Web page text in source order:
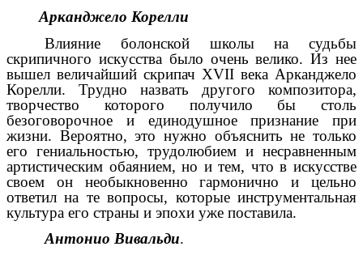
Арканджело Корелли
Влияние болонской школы на судьбы
скрипичного искусства было очень велико. Из нее
вышел величайший скрипач XVII века Арканджело
Корелли. Трудно назвать другого композитора,
творчество которого получило бы столь
безоговорочное и единодушное признание при
жизни. Вероятно, это нужно объяснить не только
его гениальностью, трудолюбием и несравненным
артистическим обаянием, но и тем, что в искусстве
своем он необыкновенно гармонично и цельно
ответил на те вопросы, которые инструментальная
культура его страны и эпохи уже поставила.
Антонио Вивальди.